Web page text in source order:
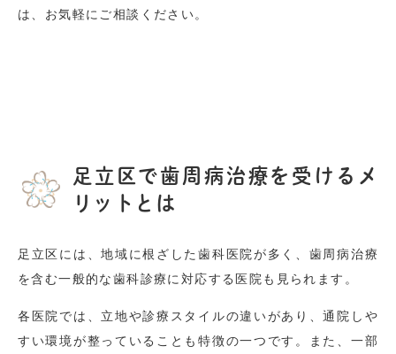
は、お気軽にご相談ください。
足立区で歯周病治療を受けるメ
リットとは
足立区には、地域に根ざした歯科医院が多く、歯周病治療
を含む一般的な歯科診療に対応する医院も見られます。
各医院では、立地や診療スタイルの違いがあり、通院しや
すい環境が整っていることも特徴の一つです。また、一部